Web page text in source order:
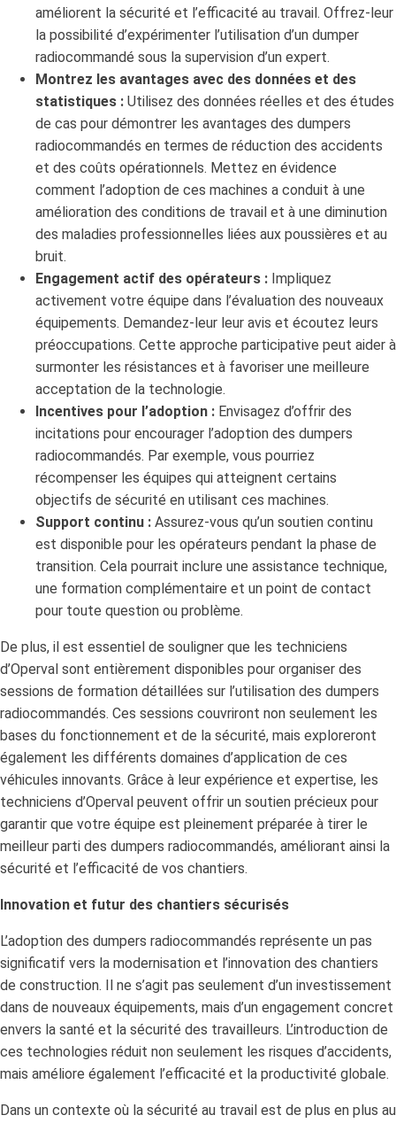
améliorent la sécurité et l’efficacité au travail. Offrez-leur
la possibilité d’expérimenter l’utilisation d’un dumper
radiocommandé sous la supervision d’un expert.
Montrez les avantages avec des données et des
statistiques : Utilisez des données réelles et des études
de cas pour démontrer les avantages des dumpers
radiocommandés en termes de réduction des accidents
et des coûts opérationnels. Mettez en évidence
comment l’adoption de ces machines a conduit à une
amélioration des conditions de travail et à une diminution
des maladies professionnelles liées aux poussières et au
bruit.
Engagement actif des opérateurs : Impliquez
activement votre équipe dans l’évaluation des nouveaux
équipements. Demandez-leur leur avis et écoutez leurs
préoccupations. Cette approche participative peut aider à
surmonter les résistances et à favoriser une meilleure
acceptation de la technologie.
Incentives pour l’adoption : Envisagez d’offrir des
incitations pour encourager l’adoption des dumpers
radiocommandés. Par exemple, vous pourriez
récompenser les équipes qui atteignent certains
objectifs de sécurité en utilisant ces machines.
Support continu : Assurez-vous qu’un soutien continu
est disponible pour les opérateurs pendant la phase de
transition. Cela pourrait inclure une assistance technique,
une formation complémentaire et un point de contact
pour toute question ou problème.
De plus, il est essentiel de souligner que les techniciens
d’Operval sont entièrement disponibles pour organiser des
sessions de formation détaillées sur l’utilisation des dumpers
radiocommandés. Ces sessions couvriront non seulement les
bases du fonctionnement et de la sécurité, mais exploreront
également les différents domaines d’application de ces
véhicules innovants. Grâce à leur expérience et expertise, les
techniciens d’Operval peuvent offrir un soutien précieux pour
garantir que votre équipe est pleinement préparée à tirer le
meilleur parti des dumpers radiocommandés, améliorant ainsi la
sécurité et l’efficacité de vos chantiers.
Innovation et futur des chantiers sécurisés
L’adoption des dumpers radiocommandés représente un pas
significatif vers la modernisation et l’innovation des chantiers
de construction. Il ne s’agit pas seulement d’un investissement
dans de nouveaux équipements, mais d’un engagement concret
envers la santé et la sécurité des travailleurs. L’introduction de
ces technologies réduit non seulement les risques d’accidents,
mais améliore également l’efficacité et la productivité globale.
Dans un contexte où la sécurité au travail est de plus en plus au